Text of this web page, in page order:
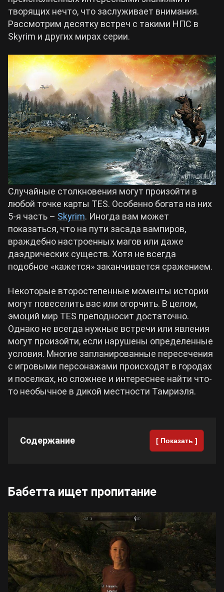
Crimson Desert
Zenless Zone Zero
Kingdom Come: Deliverance 2
Path of Exile 2
Wuthering Waves
Roblox
Hogwarts Legacy
Cyberpunk 2077
Билды Arknights: Endfield
Билды Wuthering Waves
Билды Cyberpunk 2077
Билды Path of Exile 2
творящих нечто, что заслуживает внимания.
Рассмотрим десятку встреч с такими НПС в
Skyrim и других мирах серии.
Случайные столкновения могут произойти в
любой точке карты TES. Особенно богата на них
5-я часть – Skyrim. Иногда вам может
показаться, что на пути засада вампиров,
враждебно настроенных магов или даже
даэдрических существ. Хотя не всегда
подобное «кажется» заканчивается сражением.
Некоторые второстепенные моменты истории
могут повеселить вас или огорчить. В целом,
эмоций мир TES преподносит достаточно.
Однако не всегда нужные встречи или явления
могут произойти, если нарушены определенные
условия. Многие запланированные пересечения
с игровыми персонажами происходят в городах
и поселках, но сложнее и интереснее найти что-
то необычное в дикой местности Тамриэля.
Содержание [ Показать ]
Бабетта ищет пропитание